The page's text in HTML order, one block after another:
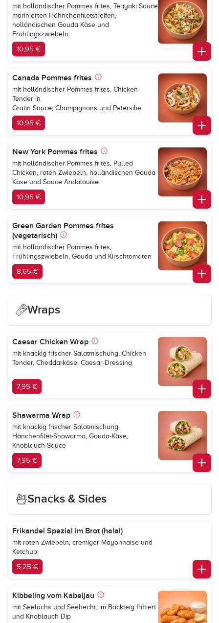
mit holländischer Pommes frites, Teriyaki Sauce
marinierten Hähnchenfiletstreifen,
holländischen Gouda Käse und
Frühlingszwiebeln
10,95 €
Canada Pommes frites
mit holländischer Pommes frites, Chicken
Tender in
Gratin Sauce, Champignons und Petersilie
10,95 €
New York Pommes frites
mit holländischer Pommes frites, Pulled
Chicken, roten Zwiebeln, holländischen Gouda
Käse und Sauce Andalouise
10,95 €
Green Garden Pommes frites
(vegetarisch)
mit holländischer Pommes frites,
Frühlingszwiebeln, Gouda und Kirschtomaten
8,65 €
Wraps
Caesar Chicken Wrap
mit knackig frischer Salatmischung, Chicken
Tender, Cheddarkäse, Caesar-Dressing
7,95 €
Shawarma Wrap
mit knackig frischer Salatmischung,
Hänchenfilet-Shawarma, Gouda-Käse,
Knoblauch-Sauce
7,95 €
Snacks & Sides
Frikandel Spezial im Brot (halal)
mit roten Zwiebeln, cremiger Mayonnaise und
Ketchup
5,25 €
Kibbeling vom Kabeljau
mit Seelachs und Seehecht, im Backteig frittiert
und Knoblauch Dip